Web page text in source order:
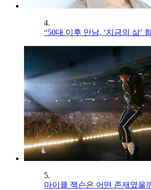
4.
“50대 이후 만남, ‘지금의 삶’
5.
마이클 잭슨은 어떤 존재였을